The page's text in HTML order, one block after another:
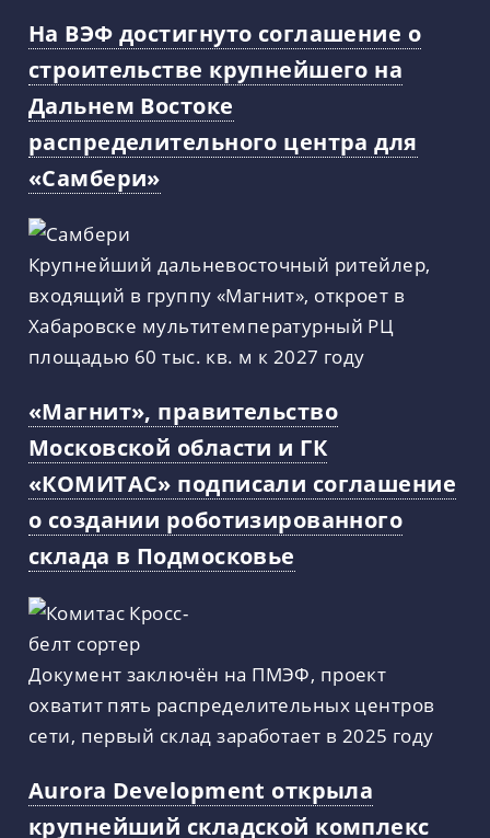
На ВЭФ достигнуто соглашение о
строительстве крупнейшего на
Дальнем Востоке
распределительного центра для
«Самбери»
Крупнейший дальневосточный ритейлер,
входящий в группу «Магнит», откроет в
Хабаровске мультитемпературный РЦ
площадью 60 тыс. кв. м к 2027 году
«Магнит», правительство
Московской области и ГК
«КОМИТАС» подписали соглашение
о создании роботизированного
склада в Подмосковье
Документ заключён на ПМЭФ, проект
охватит пять распределительных центров
сети, первый склад заработает в 2025 году
Aurora Development открыла
крупнейший складской комплекс